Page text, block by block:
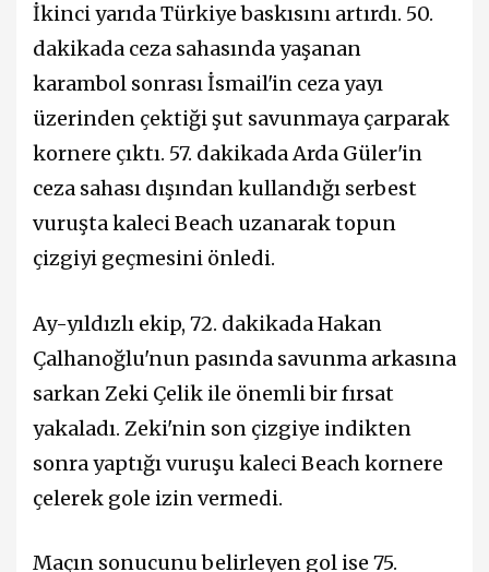
İkinci yarıda Türkiye baskısını artırdı. 50.
dakikada ceza sahasında yaşanan
karambol sonrası İsmail'in ceza yayı
üzerinden çektiği şut savunmaya çarparak
kornere çıktı. 57. dakikada Arda Güler'in
ceza sahası dışından kullandığı serbest
vuruşta kaleci Beach uzanarak topun
çizgiyi geçmesini önledi.
Ay-yıldızlı ekip, 72. dakikada Hakan
Çalhanoğlu'nun pasında savunma arkasına
sarkan Zeki Çelik ile önemli bir fırsat
yakaladı. Zeki'nin son çizgiye indikten
sonra yaptığı vuruşu kaleci Beach kornere
çelerek gole izin vermedi.
Maçın sonucunu belirleyen gol ise 75.